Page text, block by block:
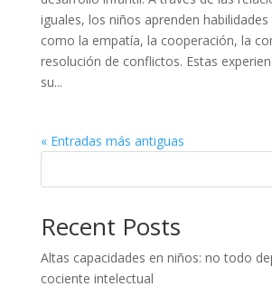
iguales, los niños aprenden
como la empatía, la cooperación, la
resolución de conflictos. Estas
su...
« Entradas más antiguas
Recent Posts
Altas capacidades en niños: no todo
cociente intelectual